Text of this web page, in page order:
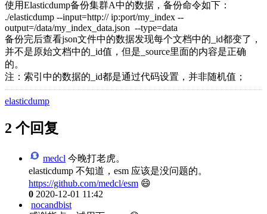
使用Elasticdump备份集群A中的数据，备份命令如下：
./elasticdump --input=http:// ip:port/my_index --
output=/data/my_index_data.json --type=data
备份完后查看json文件中的数据发现每个文档中的_id都变了，
并不是原始文档中的_id值，但是_source里面的内容是正确
的。
注：索引中的数据的_id都是通过代码设置，并非随机值；
elasticdump
2 个回复
medcl 今晚打老虎。
elasticdump 不知道，esm 应该是没问题的。
https://github.com/medcl/esm 😄
0 2020-12-01 11:42
nocandbist